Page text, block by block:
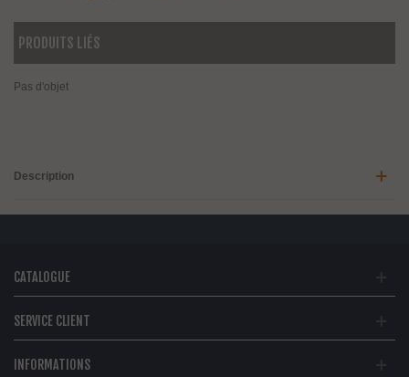
PRODUITS LIÉS
Pas d'objet
Description
CATALOGUE
SERVICE CLIENT
INFORMATIONS